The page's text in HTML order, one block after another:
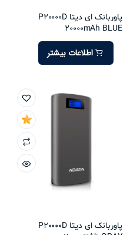
پاوربانک ای دیتا P20000D
20000mAh BLUE
اطلاعات بیشتر
پاوربانک ای دیتا P20000D